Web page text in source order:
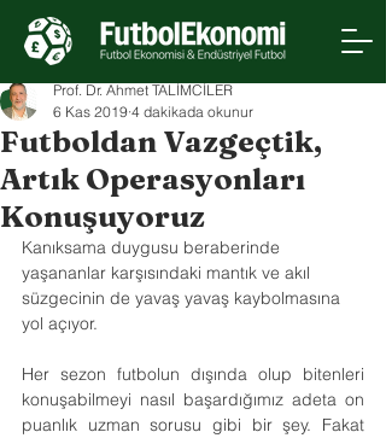
Futboldan Vazgeçtik,
Artık Operasyonları
Konuşuyoruz
Prof. Dr. Ahmet TALİMCİLER
6 Kas 2019 4 dakikada okunur
Kanıksama duygusu beraberinde
yaşananlar karşısındaki mantık ve akıl
süzgecinin de yavaş yavaş kaybolmasına
yol açıyor.
Her sezon futbolun dışında olup bitenleri
konuşabilmeyi nasıl başardığımız adeta on
puanlık uzman sorusu gibi bir şey. Fakat